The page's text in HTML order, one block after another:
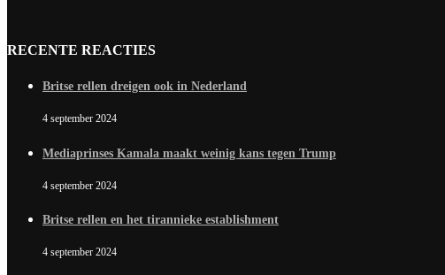
RECENTE REACTIES
Britse rellen dreigen ook in Nederland
4 september 2024
Mediaprinses Kamala maakt weinig kans tegen Trump
4 september 2024
Britse rellen en het tirannieke establishment
4 september 2024